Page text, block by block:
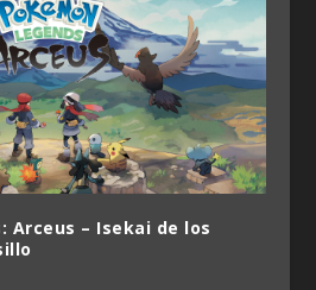
Arceus – Isekai de los